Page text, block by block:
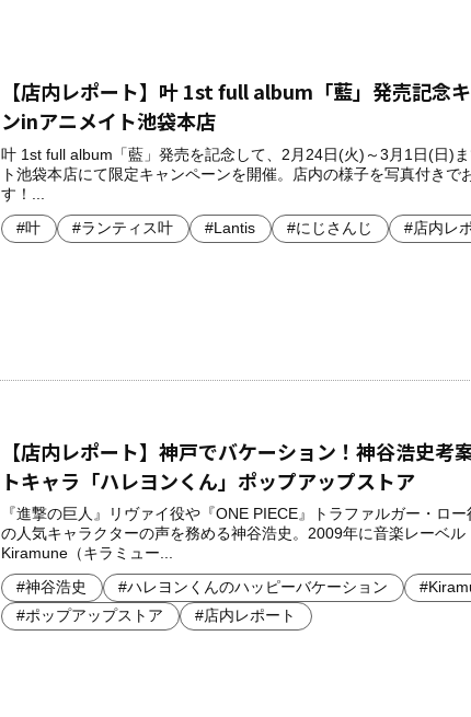
【店内レポート】叶 1st full album「藍」発売記念
ンinアニメイト池袋本店
叶 1st full album「藍」発売を記念して、2月24日(火)～3月1日(日)
ト池袋本店にて限定キャンペーンを開催。 店内の様子を写真付きで
す！...
#叶 #ランティス叶 #Lantis #にじさんじ #店内レ
【店内レポート】神戸でバケーション！神谷浩史考
トキャラ「ハレヨンくん」ポップアップストア
『進撃の巨人』リヴァイ役や『ONE PIECE』トラファルガー・ロー
の人気キャラクターの声を務める神谷浩史。2009年に音楽レーベル
Kiramune（キラミュー...
#神谷浩史 #ハレヨンくんのハッピーバケーション
#ポップアップストア
#店内レポート